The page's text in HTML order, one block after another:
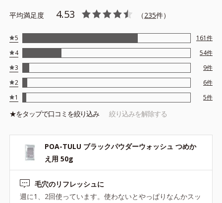
●無油分、無香料、無着色 ●アルコールフリー ●泡立ちブースト処
方＝濃密な泡を素早く作れる造粒の処方 ●たんぱく質分解酵素*1
＝洗浄成分 ●皮脂分解酵素*2＝洗浄成分 ●炭吸着処方＝分解した
*3配合＝肌のうるおいを守りながら洗う洗浄成分 ●3種の保湿成分
*4 ●浸透型ビタミンC誘導体*5＝肌を引き締め、キメを整える成分
*1=プロテアーゼ、パパイン *2=リパーゼ *3=ココイルグリシン
Na
※アレルギーテスト済＝全ての方にアレルギーが起こらないという
ことではありません。
平均満足度 4.53 （235件）
5 161件
4
54件
3
9件
2
6件
1
5件
★をタップで口コミを絞り込み 絞り込みを解除する
POA-TULU ブラックパウダーウォッシュ つめか
え用 50g
毛穴のリフレッシュに
週に1、2回使っています。使わないとやっぱりなんかスッ